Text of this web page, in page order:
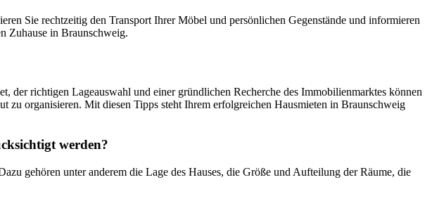
Sie rechtzeitig den Transport Ihrer Möbel und persönlichen Gegenstände und informieren
Zuhause in Braunschweig.
der richtigen Lageauswahl und einer gründlichen Recherche des Immobilienmarktes können
zu organisieren. Mit diesen Tipps steht Ihrem erfolgreichen Hausmieten in Braunschweig
werden?
gehören unter anderem die Lage des Hauses, die Größe und Aufteilung der Räume, die